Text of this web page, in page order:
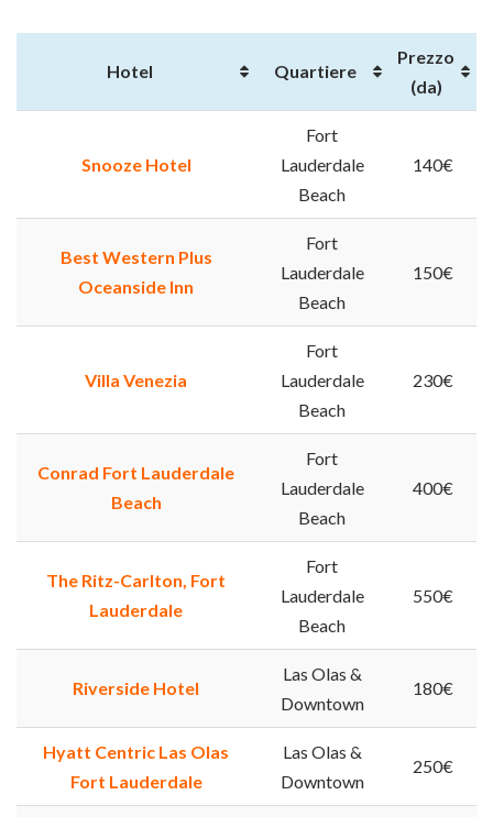
Hotel Quartiere
Prezzo
(da)
Snooze Hotel
Fort
Lauderdale
Beach
140€
Best Western Plus
Oceanside Inn
Fort
Lauderdale
Beach
150€
Villa Venezia
Fort
Lauderdale
Beach
230€
Conrad Fort Lauderdale
Beach
Fort
Lauderdale
Beach
400€
The Ritz-Carlton, Fort
Lauderdale
Fort
Lauderdale
Beach
550€
Riverside Hotel
Las Olas &
Downtown
180€
Hyatt Centric Las Olas
Fort Lauderdale
Las Olas &
Downtown
250€